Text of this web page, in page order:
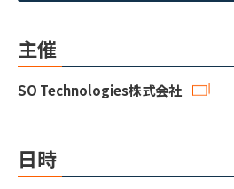
主催
SO Technologies株式会社
日時